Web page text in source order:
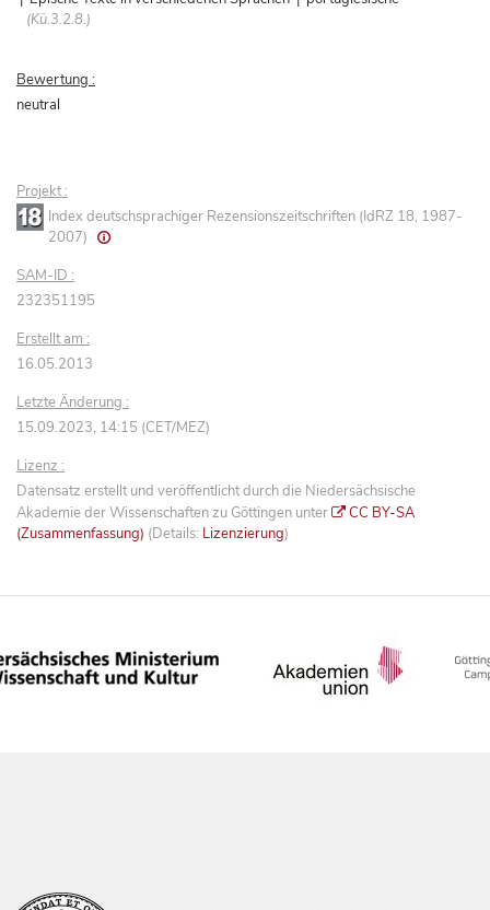
(Kü.3.2.8.)
Bewertung :
neutral
Projekt :
Index deutschsprachiger Rezensionszeitschriften (IdRZ 18, 1987-
2007)
SAM-ID :
232351195
Erstellt am :
16.05.2013
Letzte Änderung :
15.09.2023, 14:15 (CET/MEZ)
Lizenz :
Datensatz erstellt und veröffentlicht durch die Niedersächsische
Akademie der Wissenschaften zu Göttingen unter
CC BY-SA
(Zusammenfassung) (Details: Lizenzierung)